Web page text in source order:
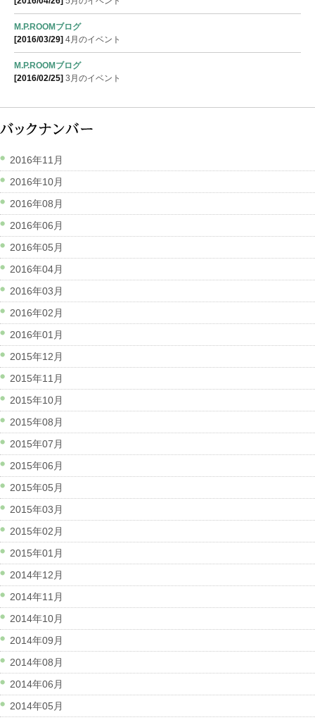
M.P.ROOMブログ
[2016/03/29] 4月のイベント
M.P.ROOMブログ
[2016/02/25] 3月のイベント
2016年11月
2016年10月
2016年08月
2016年06月
2016年05月
2016年04月
2016年03月
2016年02月
2016年01月
2015年12月
2015年11月
2015年10月
2015年08月
2015年07月
2015年06月
2015年05月
2015年03月
2015年02月
2015年01月
2014年12月
2014年11月
2014年10月
2014年09月
2014年08月
2014年06月
2014年05月